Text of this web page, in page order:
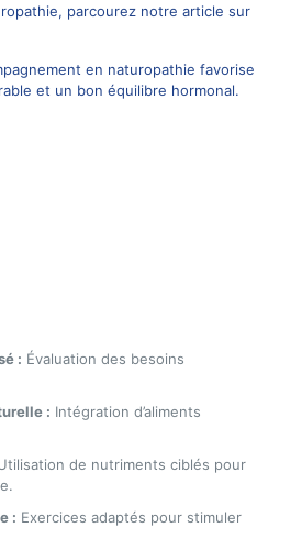
parcourez notre article sur
en naturopathie favorise
et un bon équilibre hormonal.
: Évaluation des besoins
: Intégration d’aliments
de nutriments ciblés pour
: Exercices adaptés pour stimuler